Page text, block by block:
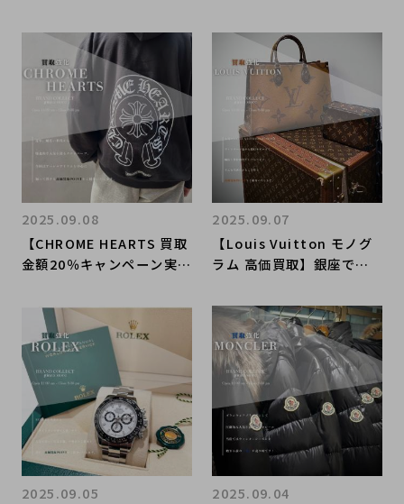
ランドコレクト渋谷店へ
新宿/目黒/代々木/恵比寿/
代官山などでご売却を検討
中の方にお勧めです！
高額査定はブランドコレク
ト銀座店へお任せくださ
い！
【CHROME HEARTS 買取
金額20％キャンペーン実施
ーツの高額査定はブランド
コレクト銀座店へお任せく
ださい！
2025.09.08
【Louis Vuitton モノグ
ラム 高価買取】銀座でル
ランドコレクト銀座店へお
任せ下さい!
2025.09.07
2025.09.05
2025.09.04